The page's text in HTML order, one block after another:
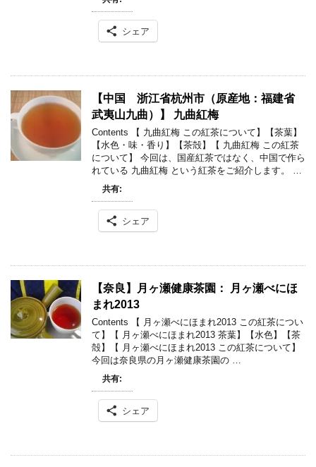
シェア
【中国 浙江省杭州市（原産地：福建省
武夷山九曲）】 九曲紅梅
Contents 【 九曲紅梅 この紅茶について】【茶葉】
【水色・味・香り】【茶殻】【 九曲紅梅 この紅茶
について】 今回は、国産紅茶ではなく、中国で作ら
れている 九曲紅梅 という紅茶をご紹介します。 …
共有:
シェア
【奈良】月ヶ瀬健康茶園： 月ヶ瀬べにほ
まれ2013
Contents 【 月ヶ瀬べにほまれ2013 この紅茶につい
て】【 月ヶ瀬べにほまれ2013 茶葉】【水色】【茶
殻】【 月ヶ瀬べにほまれ2013 この紅茶について】
今回は奈良県の月ヶ瀬健康茶園の …
共有:
シェア